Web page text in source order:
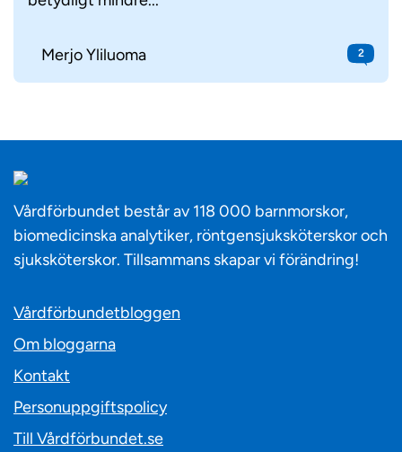
Merjo Yliluoma 2
Vårdförbundet består av 118 000 barnmorskor,
biomedicinska analytiker, röntgensjuksköterskor och
sjuksköterskor. Tillsammans skapar vi förändring!
Vårdförbundetbloggen
Om bloggarna
Kontakt
Personuppgiftspolicy
Till Vårdförbundet.se